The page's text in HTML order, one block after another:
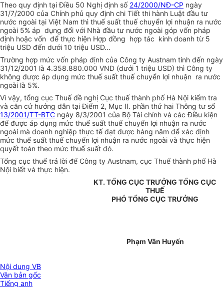
Theo quy định tại Điều 50 Nghị định số 24/2000/NĐ-CP ngày
31/7/2000 của Chính phủ quy định chi Tiết thi hành Luật đầu tư
nước ngoài tại Việt Nam thì thuế suất thuế chuyển lợi nhuận ra nước
ngoài 5% áp dụng đối với Nhà đầu tư nước ngoài góp vốn pháp
định hoặc vốn để thực hiện Hợp đồng hợp tác kinh doanh từ 5
triệu USD đến dưới 10 triệu USD...
Trường hợp mức vốn pháp định của Công ty Austnam tính đến ngày
31/12/2001 là 4.358.880.000 VND (dưới 1 triệu USD) thì Công ty
không được áp dụng mức thuế suất thuế chuyển lợi nhuận ra nước
ngoài là 5%.
Vì vậy, tổng cục Thuế đề nghị Cục thuế thành phố Hà Nội kiểm tra
và căn cứ hướng dẫn tại Điểm 2, Mục II. phần thứ hai Thông tư số
13/2001/TT-BTC ngày 8/3/2001 của Bộ Tài chính và các Điều kiện
để được áp dụng mức thuế suất thuế chuyển lợi nhuận ra nước
ngoài mà doanh nghiệp thực tế đạt được hàng năm để xác định
mức thuế suất thuế chuyển lợi nhuận ra nước ngoài và thực hiện
quyết toán theo mức thuế suất đó.
Tổng cục thuế trả lời để Công ty Austnam, cục Thuế thành phố Hà
Nội biết và thực hiện.
KT. TỔNG CỤC TRƯỞNG TỔNG CỤC
THUẾ
PHÓ TỔNG CỤC TRƯỞNG
Phạm Văn Huyến
Nội dung VB
Văn bản gốc
Tiếng anh